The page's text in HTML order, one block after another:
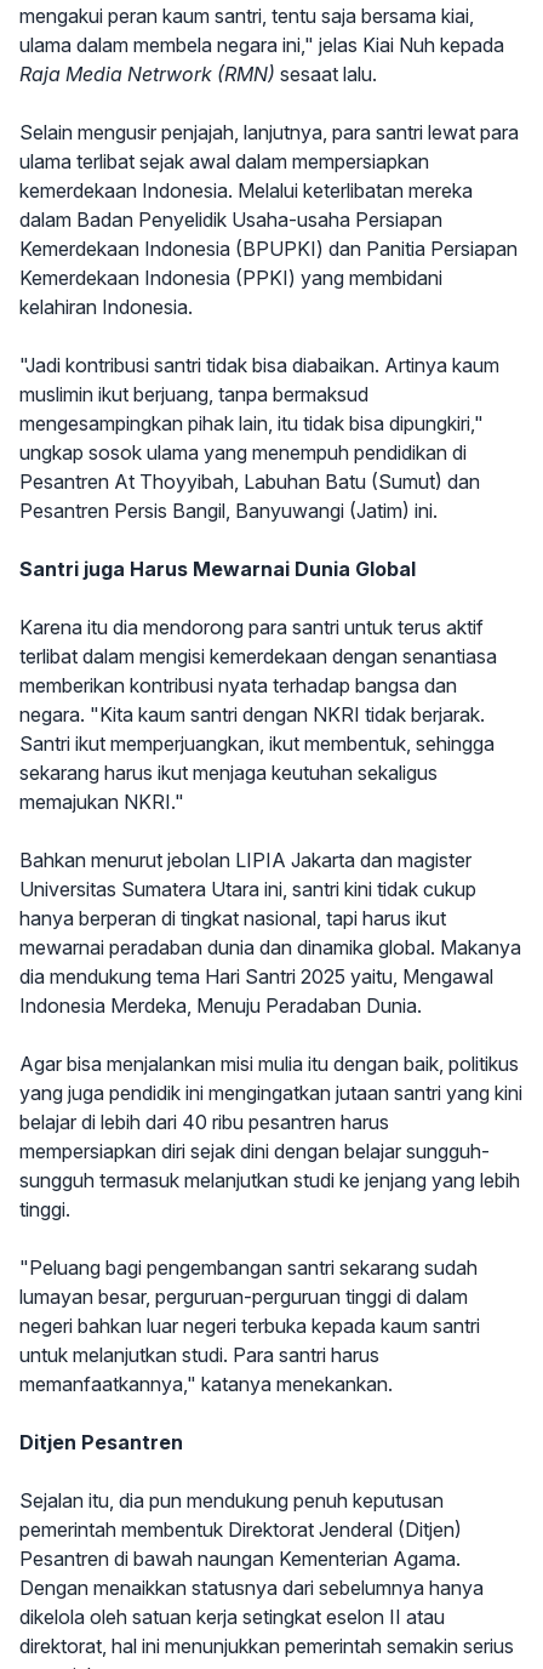
mengakui peran kaum santri, tentu saja bersama kiai,
ulama dalam membela negara ini," jelas Kiai Nuh kepada
Raja Media Netrwork (RMN) sesaat lalu.
Selain mengusir penjajah, lanjutnya, para santri lewat para
ulama terlibat sejak awal dalam mempersiapkan
kemerdekaan Indonesia. Melalui keterlibatan mereka
dalam Badan Penyelidik Usaha-usaha Persiapan
Kemerdekaan Indonesia (BPUPKI) dan Panitia Persiapan
Kemerdekaan Indonesia (PPKI) yang membidani
kelahiran Indonesia.
"Jadi kontribusi santri tidak bisa diabaikan. Artinya kaum
muslimin ikut berjuang, tanpa bermaksud
mengesampingkan pihak lain, itu tidak bisa dipungkiri,"
ungkap sosok ulama yang menempuh pendidikan di
Pesantren At Thoyyibah, Labuhan Batu (Sumut) dan
Pesantren Persis Bangil, Banyuwangi (Jatim) ini.
Santri juga Harus Mewarnai Dunia Global
Karena itu dia mendorong para santri untuk terus aktif
terlibat dalam mengisi kemerdekaan dengan senantiasa
memberikan kontribusi nyata terhadap bangsa dan
negara. "Kita kaum santri dengan NKRI tidak berjarak.
Santri ikut memperjuangkan, ikut membentuk, sehingga
sekarang harus ikut menjaga keutuhan sekaligus
memajukan NKRI."
Bahkan menurut jebolan LIPIA Jakarta dan magister
Universitas Sumatera Utara ini, santri kini tidak cukup
hanya berperan di tingkat nasional, tapi harus ikut
mewarnai peradaban dunia dan dinamika global. Makanya
dia mendukung tema Hari Santri 2025 yaitu, Mengawal
Indonesia Merdeka, Menuju Peradaban Dunia.
Agar bisa menjalankan misi mulia itu dengan baik, politikus
yang juga pendidik ini mengingatkan jutaan santri yang kini
belajar di lebih dari 40 ribu pesantren harus
mempersiapkan diri sejak dini dengan belajar sungguh-
sungguh termasuk melanjutkan studi ke jenjang yang lebih
tinggi.
"Peluang bagi pengembangan santri sekarang sudah
lumayan besar, perguruan-perguruan tinggi di dalam
negeri bahkan luar negeri terbuka kepada kaum santri
untuk melanjutkan studi. Para santri harus
memanfaatkannya," katanya menekankan.
Ditjen Pesantren
Sejalan itu, dia pun mendukung penuh keputusan
pemerintah membentuk Direktorat Jenderal (Ditjen)
Pesantren di bawah naungan Kementerian Agama.
Dengan menaikkan statusnya dari sebelumnya hanya
dikelola oleh satuan kerja setingkat eselon II atau
direktorat, hal ini menunjukkan pemerintah semakin serius